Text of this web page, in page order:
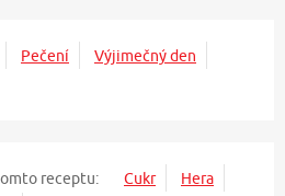
Pečení
Výjimečný den
receptu: Cukr
Hera